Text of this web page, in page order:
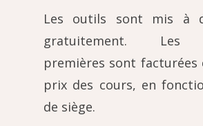
Les outils sont mis à
gratuitement.
Les
premières sont facturées
prix des cours, en
de siège.